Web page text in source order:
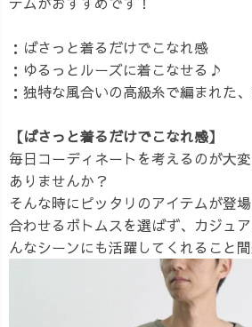
：ばさっと着るだけでこなれ感
：ゆるっとルーズに着こなせる♪
：独特な風合いの高級糸で編まれた
【ばさっと着るだけでこなれ感】
毎日コーディネートを考えるのが大
ありませんか？
そんな時にピッタリのアイテムが登
合わせるボトムスを選ばず、カジュ
んなシーンにも活躍してくれること